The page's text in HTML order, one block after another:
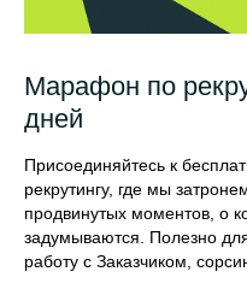
Марафон по
дней
Присоединяйтесь к
рекрутингу, где мы
продвинутых моментов, о
задумываются. Полезно
работу с Заказчиком,